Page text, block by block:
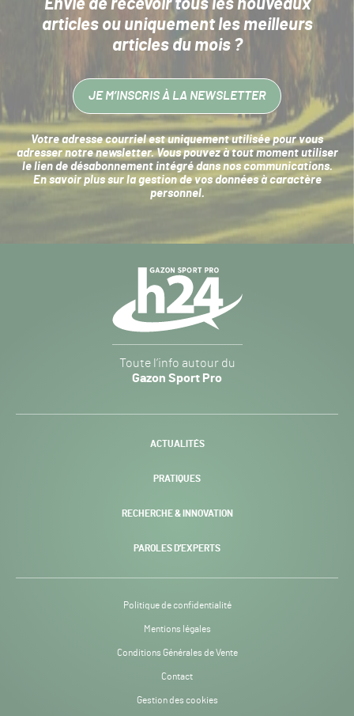
Envie de recevoir tous les nouveaux
articlesou uniquement les meilleurs
articles du mois ?
JE M’INSCRIS À LA NEWSLETTER
Votre adresse courriel est uniquement utilisée pour vous
adresser notre newsletter. Vous pouvez à tout moment utiliser
le lien de désabonnement intégré dans nos communications.
En savoir plus sur la gestion de vos données à caractère
personnel.
Sport
Pro
-
Toute l’info autour du
Gazon Sport Pro
ACTUALITÉS
PRATIQUES
RECHERCHE & INNOVATION
PAROLES D’EXPERTS
Politique de confidentialité
Mentions légales
Conditions Générales de Vente
Contact
Gestion des cookies